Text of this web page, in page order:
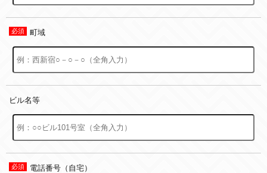
町域
ビル名等
電話番号（自宅）